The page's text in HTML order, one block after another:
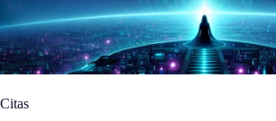
Citas